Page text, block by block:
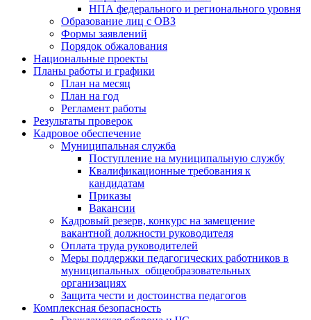
НПА федерального и регионального уровня
Образование лиц с ОВЗ
Формы заявлений
Порядок обжалования
Национальные проекты
Планы работы и графики
План на месяц
План на год
Регламент работы
Результаты проверок
Кадровое обеспечение
Муниципальная служба
Поступление на муниципальную службу
Квалификационные требования к
кандидатам
Приказы
Вакансии
Кадровый резерв, конкурс на замещение
вакантной должности руководителя
Оплата труда руководителей
Меры поддержки педагогических работников в
муниципальных общеобразовательных
организациях
Защита чести и достоинства педагогов
Комплексная безопасность